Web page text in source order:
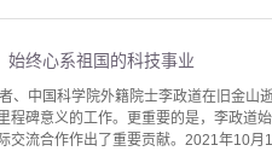
始终心系祖国的科技事业
、中国科学院外籍院士李政道在旧金山
碑意义的工作。更重要的是，李政道
流合作作出了重要贡献。2021年10